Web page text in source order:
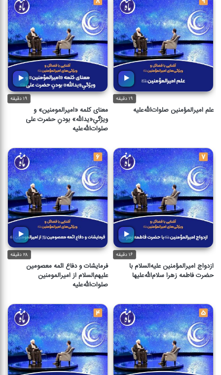
۱۹ دقیقه
علم امیرالمؤمنین صلوات‌الله‌علیه
۱۹ دقیقه
معنای کلمه «امیرالمومنین» و
ویژگیِ«یدالله» بودنِ حضرت علی
صلوات‌الله‌علیه
۱۶ دقیقه
ازدواج امیرالمؤمنین علیه‌السلام با
حضرت فاطمه زهرا سلام‌الله‌علیها
۲۸ دقیقه
فرمایشات و دفاع ائمه معصومین
علیهم‌السلام از امیرالمومنین
صلوات‌الله‌علیه